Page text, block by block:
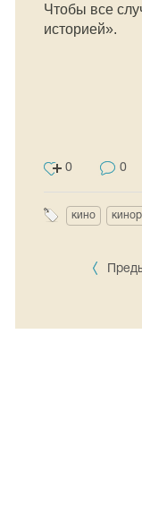
Чтобы все
историей».
0 0
кино